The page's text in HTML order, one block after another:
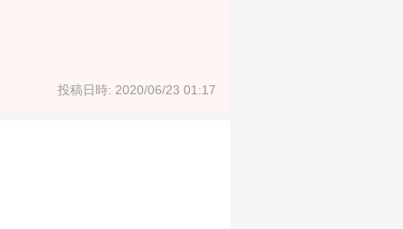
投稿日時: 2020/06/23 01:17